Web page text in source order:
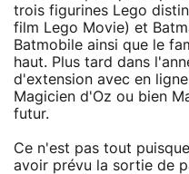
trois figurines Lego
film Lego Movie) et
Batmobile ainsi que le
haut. Plus tard dans
d'extension avec en
Magicien d'Oz ou bien
futur.
Ce n'est pas tout
avoir prévu la sortie de